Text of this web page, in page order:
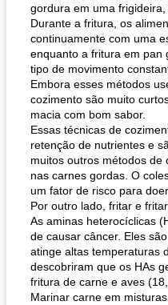
queijo festivo mergulho 'slaw'
gordura em uma frigideira,
Durante a fritura, os
continuamente com uma
enquanto a fritura em pan
tipo de movimento
Embora esses métodos
cozimento são muito
macia com bom sabor.
Essas técnicas de
retenção de nutrientes e
muitos outros métodos de
nas carnes gordas. O
um fator de risco para
Por outro lado, fritar e
As aminas heterocíclicas
de causar câncer. Eles
atinge altas temperaturas
descobriram que os HAs
fritura de carne e aves (18,
Marinar carne em